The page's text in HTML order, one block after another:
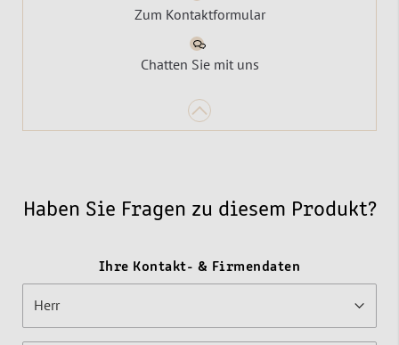
Zum Kontaktformular
Chatten Sie mit uns
Haben Sie Fragen zu diesem Produkt?
Ihre Kontakt- & Firmendaten